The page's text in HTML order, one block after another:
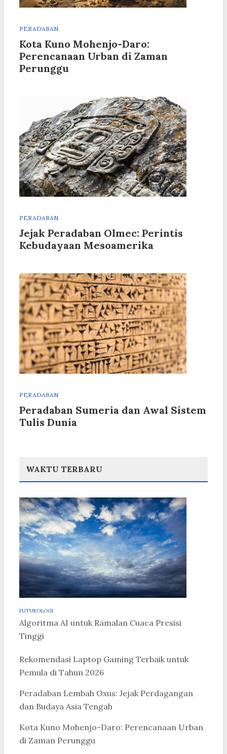
PERADABAN
Kota Kuno Mohenjo-Daro:
Perencanaan Urban di Zaman
Perunggu
PERADABAN
Jejak Peradaban Olmec: Perintis
Kebudayaan Mesoamerika
PERADABAN
Peradaban Sumeria dan Awal Sistem
Tulis Dunia
WAKTU TERBARU
FUTUROLOGI
Algoritma AI untuk Ramalan Cuaca Presisi
Tinggi
Rekomendasi Laptop Gaming Terbaik untuk
Pemula di Tahun 2026
Peradaban Lembah Oxus: Jejak Perdagangan
dan Budaya Asia Tengah
Kota Kuno Mohenjo-Daro: Perencanaan Urban
di Zaman Perunggu